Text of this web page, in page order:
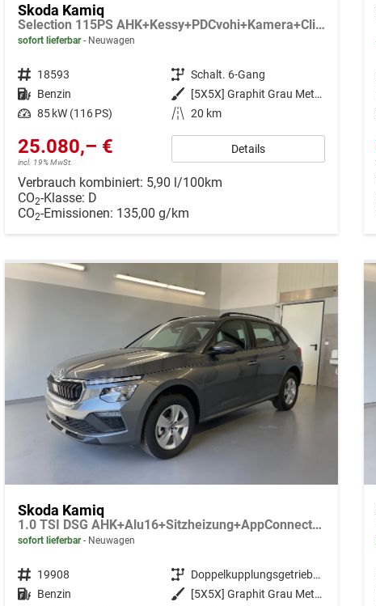
Skoda Kamiq
Selection 115PS AHK+Kessy+PDCvohi+Kamera+Climatronic+AppConnect+Sitzheizung
sofort lieferbar Neuwagen
Fahrzeugnr. 18593 Getriebe Schalt. 6-Gang
Kraftstoff Benzin Außenfarbe
[5X5X] Graphit Grau Metallic
Leistung 85 kW (116 PS) Kilometerstand 20 km
25.080,– €
incl. 19% MwSt.
Details
Verbrauch kombiniert: 5,90 l/100km
CO2-Klasse: D
CO2-Emissionen: 135,00 g/km
Skoda Kamiq
1.0 TSI DSG AHK+Alu16+Sitzheizung+AppConnect+GV5+LED+Nebel+Klima
sofort lieferbar Neuwagen
Fahrzeugnr. 19908 Getriebe
Doppelkupplungsgetriebe (DSG)
Kraftstoff Benzin Außenfarbe
[5X5X] Graphit Grau Metallic